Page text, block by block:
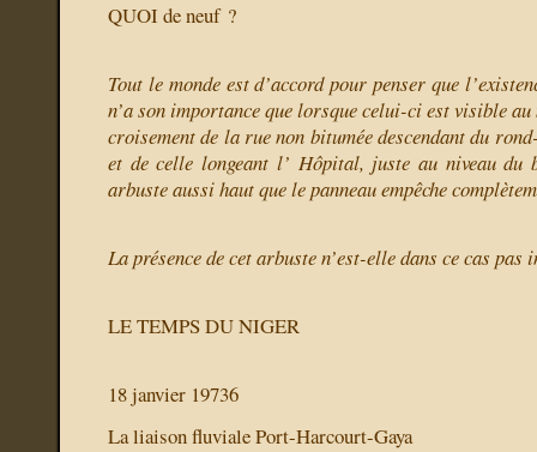
QUOI de neuf ?
Tout le monde est d’accord pour penser que
n’a son importance que lorsque celui-ci est visible
croisement de la rue non bitumée descendant du
et de celle longeant l’ Hôpital, juste au niveau du
arbuste aussi haut que le panneau empêche
La présence de cet arbuste n’est-elle dans ce cas pas
LE TEMPS DU NIGER
18 janvier 19736
La liaison fluviale Port-Harcourt-Gaya